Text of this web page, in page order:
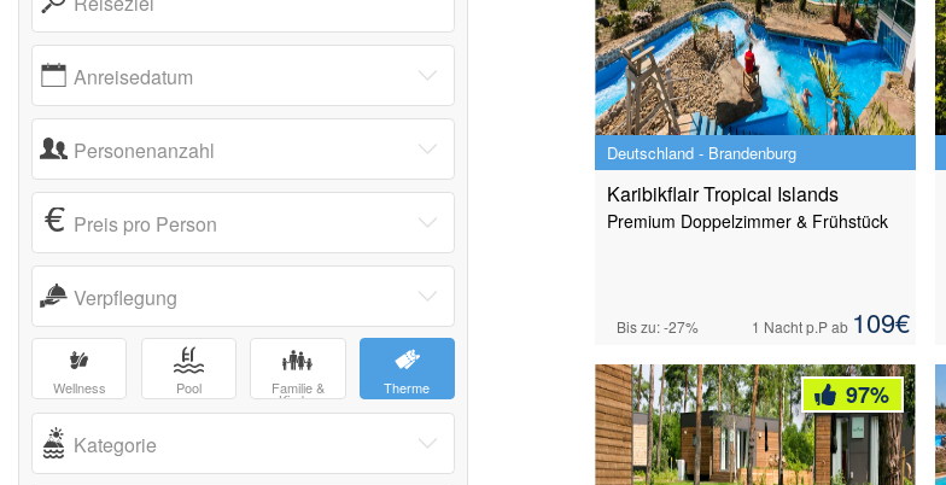
Anreisedatum
Personenanzahl
Preis pro Person
Verpflegung
Wellness Pool Familie &
Kinder
Therme
Kategorie
Deutschland - Brandenburg
Karibikflair Tropical Islands
Premium Doppelzimmer & Frühstück
Bis zu: -27% 1 Nachtp.P ab 109€
97%